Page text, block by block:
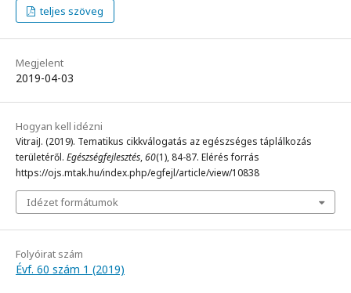
teljes szöveg
Megjelent
2019-04-03
Hogyan kell idézni
VitraiJ. (2019). Tematikus cikkválogatás az egészséges táplálkozás
területéről. Egészségfejlesztés,60(1), 84-87. Elérés forrás
https://ojs.mtak.hu/index.php/egfejl/article/view/10838
Idézet formátumok
Folyóirat szám
Évf. 60 szám 1 (2019)